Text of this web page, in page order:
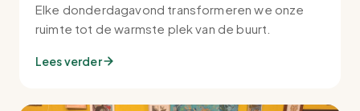
Elke donderdagavond transformeren we onze
ruimte tot de warmste plek van de buurt.
Lees verder